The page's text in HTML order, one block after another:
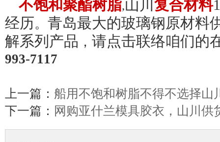
不饱和聚酯树脂,山川 复合材料
经历。 青岛最大的玻璃钢原材料
解系列产品 ， 请点击联络咱们的
993-7117
上一篇： 船用不饱和树脂不得不选择山
下一篇： 网购亚什兰模具胶衣，山川供